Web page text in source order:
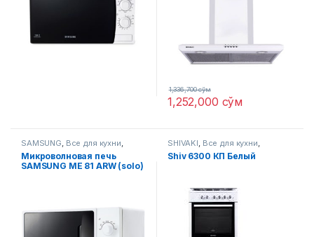
1,252,000 сўм
1,336,700сўм
SAMSUNG, Все для кухни,
Микроволновые печи
Микроволновая печь
SAMSUNG ME 81 ARW (solo)
SHIVAKI, Все для кухни,
Газовые плиты
Shiv 6300 КП Белый